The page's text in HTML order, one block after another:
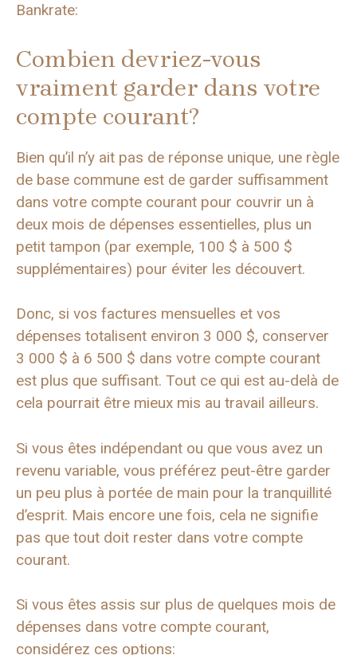
Bankrate:
Combien devriez-vous
vraiment garder dans votre
compte courant?
Bien qu’il n’y ait pas de réponse unique, une règle
de base commune est de garder suffisamment
dans votre compte courant pour couvrir un à
deux mois de dépenses essentielles, plus un
petit tampon (par exemple, 100 $ à 500 $
supplémentaires) pour éviter les découvert.
Donc, si vos factures mensuelles et vos
dépenses totalisent environ 3 000 $, conserver
3 000 $ à 6 500 $ dans votre compte courant
est plus que suffisant. Tout ce qui est au-delà de
cela pourrait être mieux mis au travail ailleurs.
Si vous êtes indépendant ou que vous avez un
revenu variable, vous préférez peut-être garder
un peu plus à portée de main pour la tranquillité
d’esprit. Mais encore une fois, cela ne signifie
pas que tout doit rester dans votre compte
courant.
Si vous êtes assis sur plus de quelques mois de
dépenses dans votre compte courant,
considérez ces options: